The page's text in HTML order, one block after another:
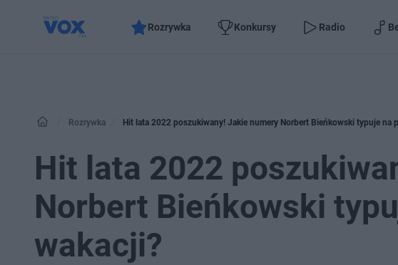
Rozrywka Konkursy Radio
Rozrywka Hit lata 2022 poszukiwany! Jakie numery Norbert Bieńkowski typuje na
Hit lata 2022
Norbert Bieńkowski
wakacji?